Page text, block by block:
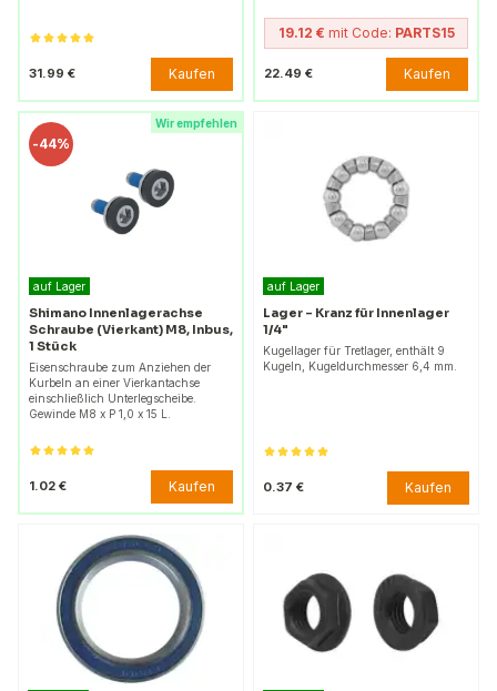
31.99 € Kaufen
19.12 € mit Code: PARTS15
22.49 € Kaufen
Wir empfehlen
-44%
auf Lager
Shimano Innenlagerachse
Schraube (Vierkant) M8, Inbus,
1 Stück
Eisenschraube zum Anziehen der
Kurbeln an einer Vierkantachse
einschließlich Unterlegscheibe.
Gewinde M8 x P 1,0 x 15 L.
1.02 € Kaufen
auf Lager
Lager - Kranz für Innenlager
1/4"
Kugellager für Tretlager, enthält 9
Kugeln, Kugeldurchmesser 6,4 mm.
0.37 € Kaufen